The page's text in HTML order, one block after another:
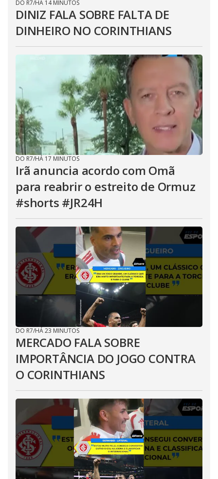
DO R7/HÁ 14 MINUTOS
DINIZ FALA SOBRE FALTA DE
DINHEIRO NO CORINTHIANS
DO R7/HÁ 17 MINUTOS
Irã anuncia acordo com Omã
para reabrir o estreito de Ormuz
#shorts #JR24H
DO R7/HÁ 23 MINUTOS
MERCADO FALA SOBRE
IMPORTÂNCIA DO JOGO CONTRA
O CORINTHIANS